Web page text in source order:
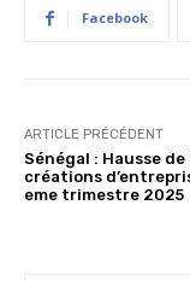
Facebook
ARTICLE PRÉCÉDENT
Sénégal : Hausse de
créations
eme trimestre 2025